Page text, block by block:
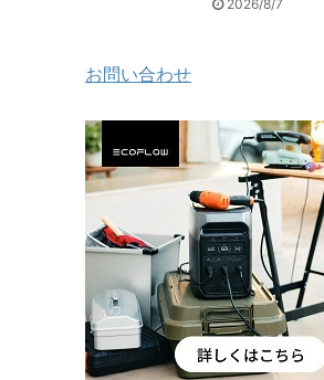
2026/8/7
お問い合わせ